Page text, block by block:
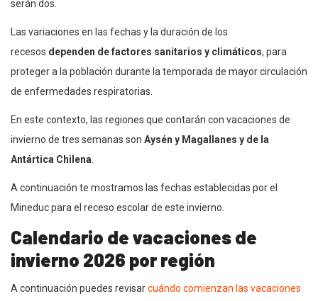
serán dos.
Las variaciones en las fechas y la duración de los
recesos dependen de factores sanitarios y climáticos, para
proteger a la población durante la temporada de mayor circulación
de enfermedades respiratorias.
En este contexto, las regiones que contarán con vacaciones de
invierno de tres semanas son Aysén y Magallanes y de la
Antártica Chilena
A continuación te mostramos las fechas establecidas por el
Mineduc para el receso escolar de este invierno.
Calendario de vacaciones de
invierno 2026 por región
A continuación puedes revisarcuándo comienzan las vacaciones